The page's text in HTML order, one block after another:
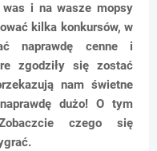
i na wasze mopsy
kilka konkursów, w
naprawdę cenne i
zgodziły się zostać
nam świetne
dużo! O tym
czego się